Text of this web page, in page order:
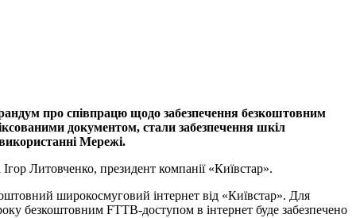
про співпрацю щодо забезпечення безкоштовним
документом, стали забезпечення шкіл
Мережі.
Литовченко, президент компанії «Київстар».
широкосмуговий інтернет від «Київстар». Для
безкоштовним FTTB-доступом в інтернет буде забезпечено